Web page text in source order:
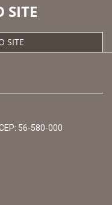
SITE
56-580-000